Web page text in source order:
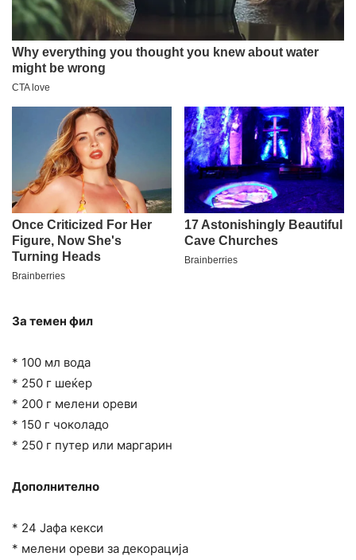
За темен фил
* 100 мл вода
* 250 г шеќер
* 200 г мелени ореви
* 150 г чоколадо
* 250 г путер или маргарин
Дополнително
* 24 Јафа кекси
* мелени ореви за декорација